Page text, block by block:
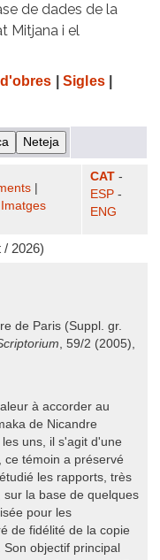
de dades de la
Mitjana i el
Sigles|
Imatges
CAT -
ESP -
ENG
/ 2026)
de Paris (Suppl. gr.
, 59/2 (2005),
à accorder au
de Nicandre
uns, il s'agit d'une
ce témoin a préservé
les rapports, très
la base de quelques
pour les
de fidélité de la copie
objectif principal